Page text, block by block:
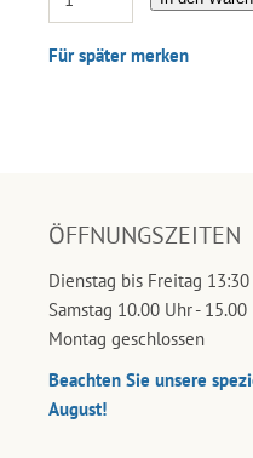
Für später merken
ÖFFNUNGSZEITEN
Dienstag bis Freitag
Samstag 10.00 Uhr - 15.00
Montag geschlossen
Beachten Sie unsere
August!